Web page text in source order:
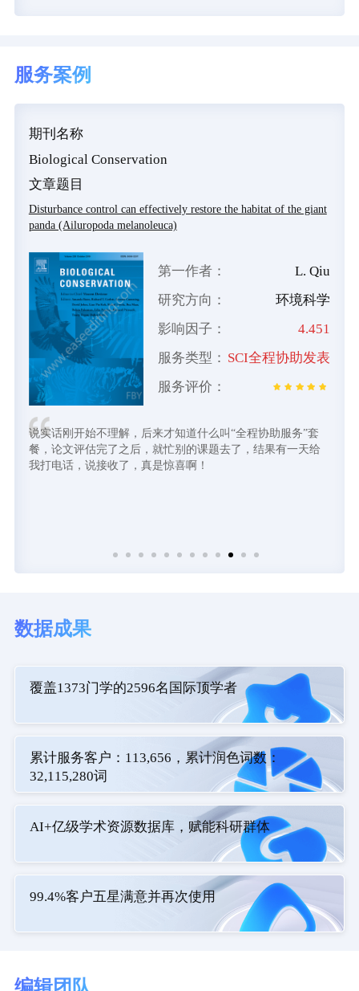
服务案例
期刊名称
Biological Conservation
文章题目
Disturbance control can effectively restore the habitat of the giant
panda (Ailuropoda melanoleuca)
第一作者：
L. Qiu
研究方向：
环境科学
影响因子：
4.451
服务类型： SCI全程协助发表
服务评价：
说实话刚开始不理解，后来才知道什么叫“全程协助服务”套
餐，论文评估完了之后，就忙别的课题去了，结果有一天给
我打电话，说接收了，真是惊喜啊！
数据成果
覆盖1373门学的2596名国际顶学者
累计服务客户：113,656，累计润色词数：
32,115,280词
AI+亿级学术资源数据库，赋能科研群体
99.4%客户五星满意并再次使用